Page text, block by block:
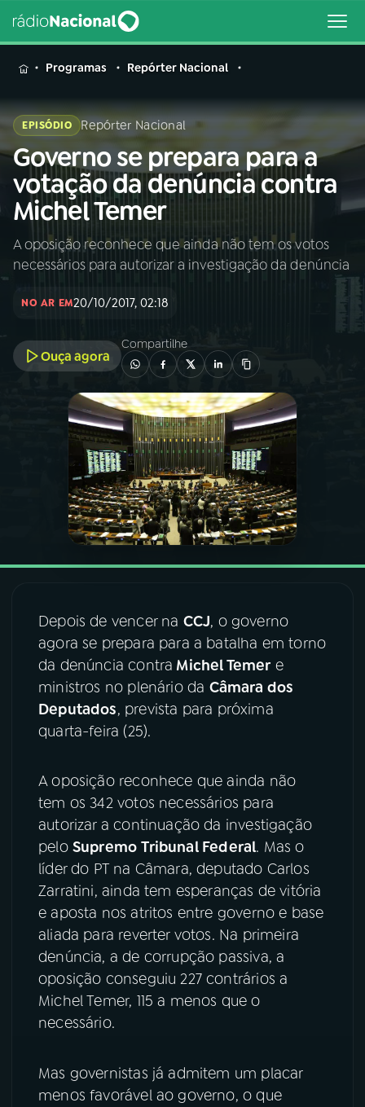
MENU
Buscar
na
Rádio
Nacional
Buscar
AO VIVO
INÍCIO
A RÁDIO
PROGRAMAÇÃO
PROGRAMAS
PODCASTS
06VIDEOCASTS
07ÚLTIMAS
08FESTIVAL DE MÚSICA
ACOMPANHE A RÁDIO NACIONAL
Instagram X
TikTok
Programas Repórter Nacional
EPISÓDIO Repórter Nacional
Governo se prepara para a
votação da denúncia contra
Michel Temer
A oposição reconhece que ainda não tem os votos
necessários para autorizar a investigação da denúncia
NO AR EM20/10/2017, 02:18
Ouça agora
Compartilhe
Depois de vencer na CCJ, o governo
agora se prepara para a batalha em torno
da denúncia contra Michel Temere
ministros no plenário da Câmara dos
Deputados, prevista para próxima
quarta-feira (25).
A oposição reconhece que ainda não
tem os 342 votos necessários para
autorizar a continuação da investigação
pelo Supremo Tribunal Federal. Mas o
líder do PT na Câmara, deputado Carlos
Zarratini, ainda tem esperanças de vitória
e aposta nos atritos entre governo e base
aliada para reverter votos. Na primeira
denúncia, a de corrupção passiva, a
oposição conseguiu 227 contrários a
Michel Temer, 115 a menos que o
necessário.
Mas governistas já admitem um placar
menos favorável ao governo, o que